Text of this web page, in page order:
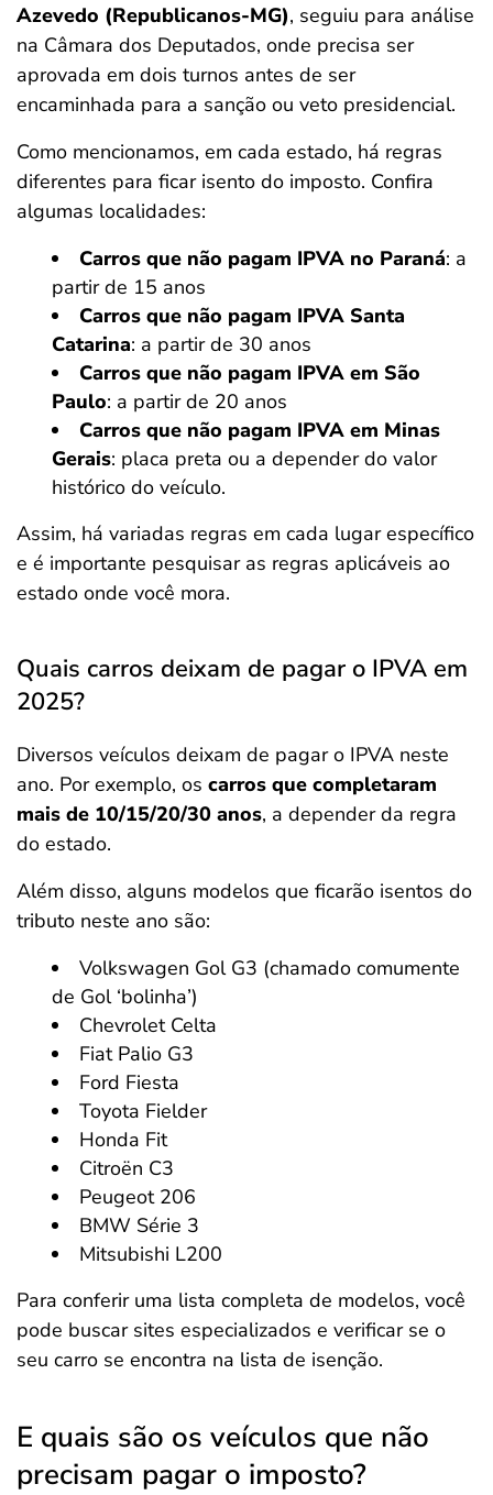
Azevedo (Republicanos-MG), seguiu para análise
na Câmara dos Deputados, onde precisa ser
aprovada em dois turnos antes de ser
encaminhada para a sanção ou veto presidencial.
Como mencionamos, em cada estado, há regras
diferentes para ficar isento do imposto. Confira
algumas localidades:
Carros que não pagam IPVA no Paraná: a
partir de 15 anos
Carros que não pagam IPVA Santa
Catarina: a partir de 30 anos
Carros que não pagam IPVA em São
Paulo: a partir de 20 anos
Carros que não pagam IPVA em Minas
Gerais: placa preta ou a depender do valor
histórico do veículo.
Assim, há variadas regras em cada lugar específico
e é importante pesquisar as regras aplicáveis ao
estado onde você mora.
Quais carros deixam de pagar o IPVA em
2025?
Diversos veículos deixam de pagar o IPVA neste
ano. Por exemplo, os carros que completaram
mais de 10/15/20/30 anos, a depender da regra
do estado.
Além disso, alguns modelos que ficarão isentos do
tributo neste ano são:
Volkswagen Gol G3 (chamado comumente
de Gol ‘bolinha’)
Chevrolet Celta
Fiat Palio G3
Ford Fiesta
Toyota Fielder
Honda Fit
Citroën C3
Peugeot 206
BMW Série 3
Mitsubishi L200
Para conferir uma lista completa de modelos, você
pode buscar sites especializados e verificar se o
seu carro se encontra na lista de isenção.
E quais são os veículos que não
precisam pagar o imposto?